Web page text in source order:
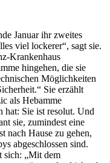
Januar ihr zweites
viel lockerer“, sagt sie.
Krankenhaus
hingehen, die sie
Möglichkeiten
Sie erzählt
als Hebamme
hat: Sie ist resolut. Und
sie, zumindest eine
nach Hause zu gehen,
abgeschlossen sind.
sich: „Mit dem